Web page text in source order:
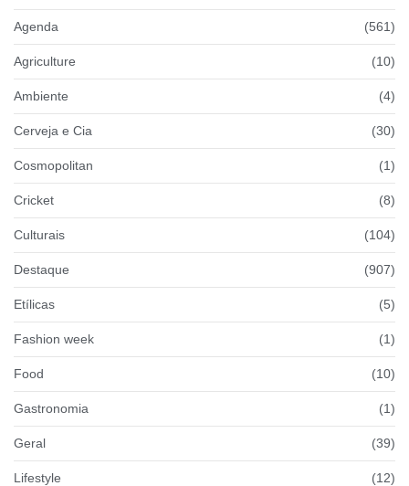
Agenda (561)
Agriculture (10)
Ambiente (4)
Cerveja e Cia (30)
Cosmopolitan (1)
Cricket (8)
Culturais (104)
Destaque (907)
Etílicas (5)
Fashion week (1)
Food (10)
Gastronomia (1)
Geral (39)
Lifestyle (12)